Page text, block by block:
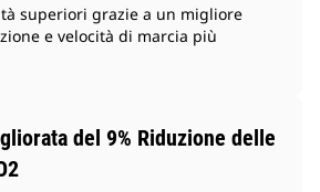
superiori grazie a un migliore
e velocità di marcia più
del 9% Riduzione delle